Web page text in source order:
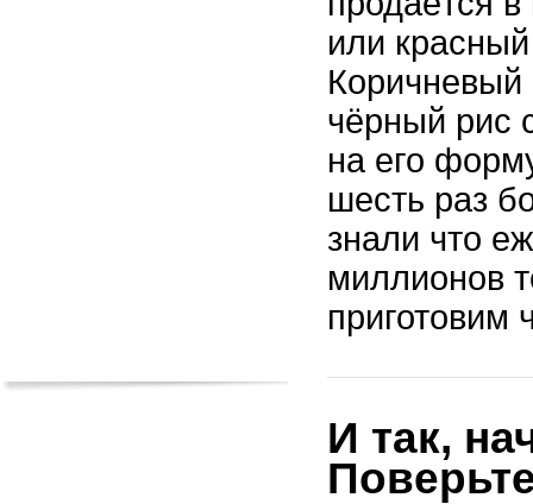
или
Коричневый
чёрный рис
на его
шесть раз
знали что
миллионов
приготовим
И так,